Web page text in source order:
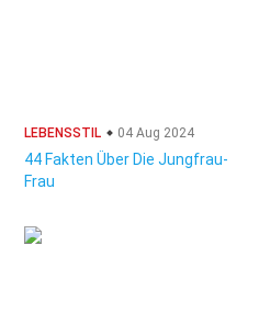
LEBENSSTIL 04 Aug 2024
44 Fakten Über Die Jungfrau-
Frau